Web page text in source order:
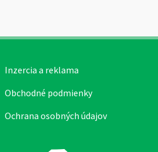
Inzercia a reklama
Obchodné podmienky
Ochrana osobných údajov